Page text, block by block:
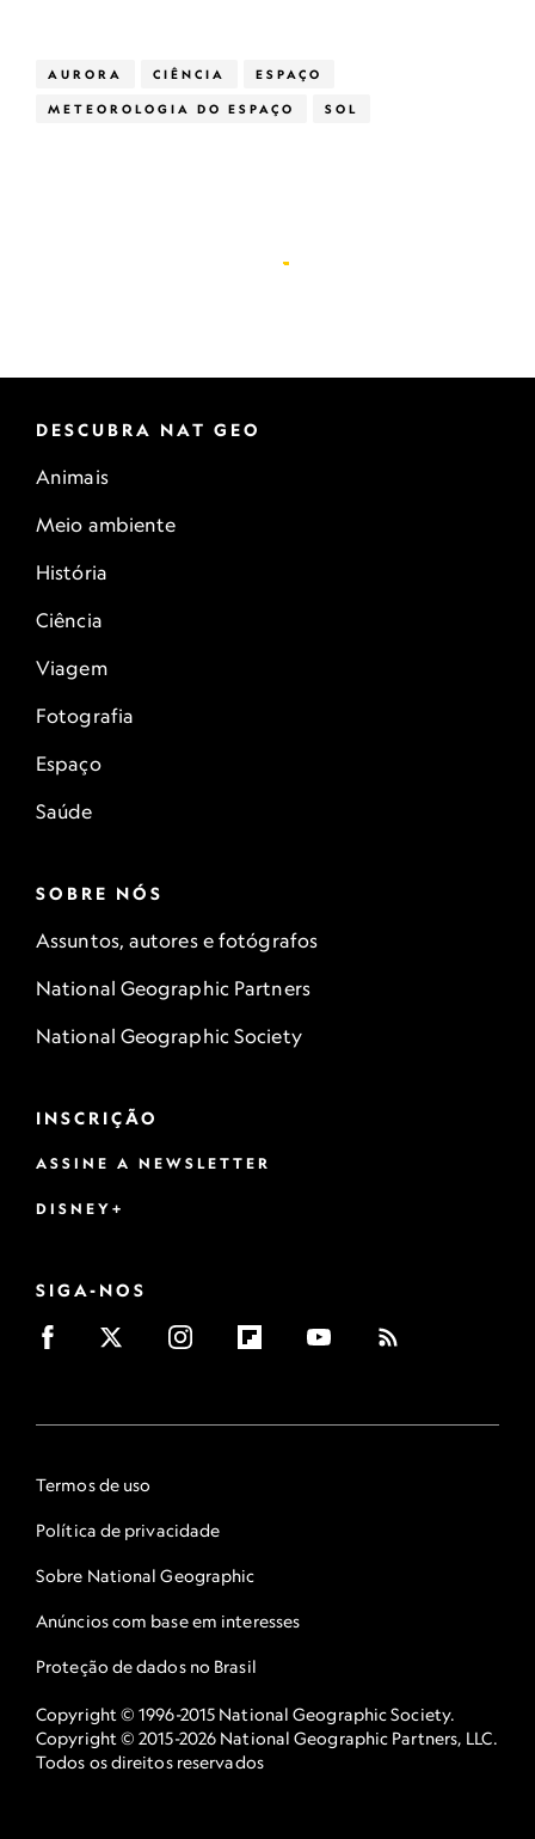
AURORA CIÊNCIA ESPAÇO
METEOROLOGIA DO ESPAÇO SOL
DESCUBRA NAT GEO
Animais
Meio ambiente
História
Ciência
Viagem
Fotografia
Espaço
Saúde
SOBRE NÓS
Assuntos, autores e fotógrafos
National Geographic Partners
National Geographic Society
INSCRIÇÃO
ASSINE A NEWSLETTER
DISNEY+
SIGA-NOS
Termos de uso
Política de privacidade
Sobre National Geographic
Anúncios com base em interesses
Proteção de dados no Brasil
Copyright © 1996-2015 National Geographic Society.
Copyright © 2015-2026 National Geographic Partners, LLC.
Todos os direitos reservados